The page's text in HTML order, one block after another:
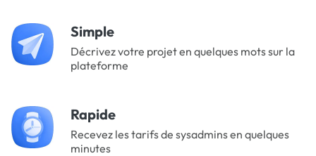
Simple
Décrivez votre projet en quelques mots sur la
plateforme
Rapide
Recevez les tarifs de sysadmins en quelques
minutes